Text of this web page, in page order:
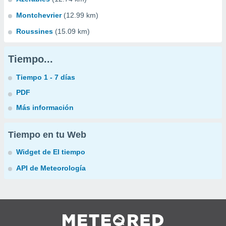
Montchevrier (12.99 km)
Roussines (15.09 km)
Tiempo...
Tiempo 1 - 7 días
PDF
Más información
Tiempo en tu Web
Widget de El tiempo
API de Meteorología